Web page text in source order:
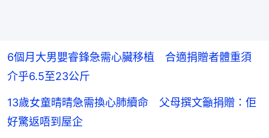
6個月大男嬰睿鋒急需心臟移植 合適捐贈者體重須
介乎6.5至23公斤
13歲女童晴晴急需換心肺續命 父母撰文籲捐贈：佢
好驚返唔到屋企